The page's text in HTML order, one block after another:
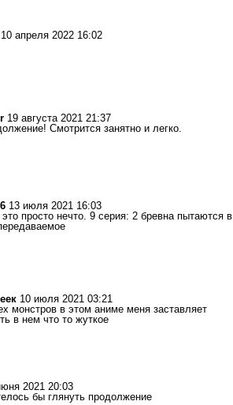
10 апреля 2022 16:02
19 августа 2021 21:37
Смотрится занятно и легко.
13 июля 2021 16:03
просто нечто. 9 серия: 2 бревна пытаются в
10 июля 2021 03:21
монстров в этом аниме меня заставляет
в нем что то жуткое
2021 20:03
бы глянуть продолжение